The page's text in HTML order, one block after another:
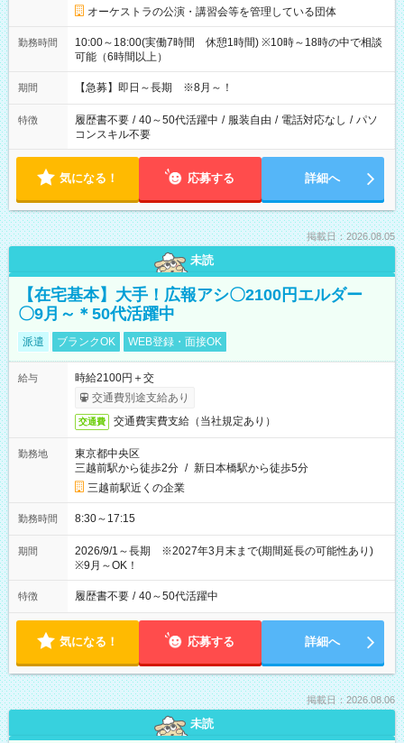
オーケストラの公演・講習会等を管理している団体
勤務時間
10:00～18:00(実働7時間 休憩1時間) ※10時～18時の中で相談
可能（6時間以上）
期間 【急募】即日～長期 ※8月～！
特徴 履歴書不要 / 40～50代活躍中 / 服装自由 / 電話対応なし / パソ
コンスキル不要
気になる！ 応募する 詳細へ
掲載日：2026.08.05
未読
【在宅基本】大手！広報アシ〇2100円エルダー
〇9月～＊50代活躍中
派遣 ブランクOK WEB登録・面接OK
給与
時給2100円＋交
交通費別途支給あり
交通費 交通費実費支給（当社規定あり）
勤務地
東京都中央区
三越前駅から徒歩2分 / 新日本橋駅から徒歩5分
三越前駅近くの企業
勤務時間 8:30～17:15
期間
2026/9/1～長期 ※2027年3月末まで(期間延長の可能性あり)
※9月～OK！
特徴 履歴書不要 / 40～50代活躍中
気になる！ 応募する 詳細へ
掲載日：2026.08.06
未読